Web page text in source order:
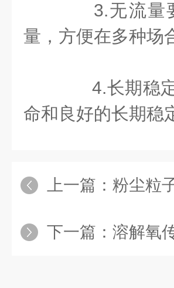
3.无流量要
量，方便在多种场
4.长期稳定
命和良好的长期稳
上一篇： 粉尘粒
下一篇： 溶解氧